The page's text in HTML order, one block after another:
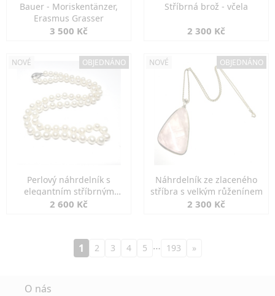
Bauer - Moriskentänzer,
Erasmus Grasser
3 500 Kč
Stříbrná brož - včela
2 300 Kč
NOVÉ OBJEDNÁNO
Perlový náhrdelník s
elegantním stříbrným
zapínáním
2 600 Kč
NOVÉ OBJEDNÁNO
Náhrdelník ze zlaceného
stříbra s velkým růženínem
2 300 Kč
1 2 3 4 5 … 193 »
O nás